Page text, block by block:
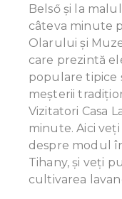
Belső și la
câteva minute
Olarului și
care prezintă
populare tipice
meșterii
Vizitatori Casa
minute. Aici
despre modul
Tihany, și veți
cultivarea